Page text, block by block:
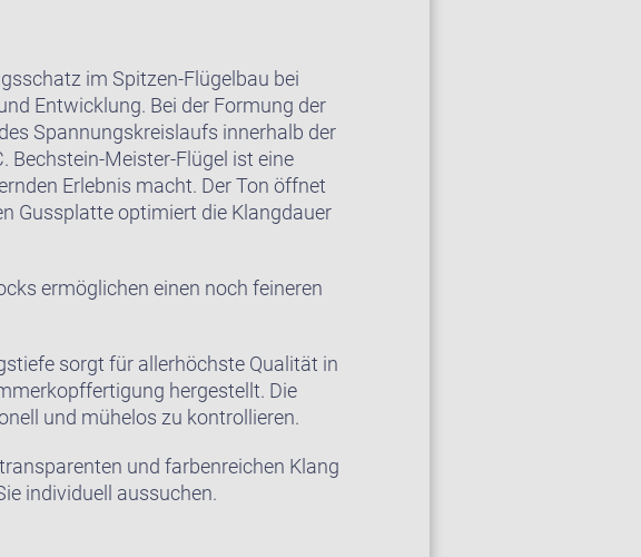
im Spitzen-Flügelbau bei
Entwicklung. Bei der Formung der
Spannungskreislaufs innerhalb der
Bechstein-Meister-Flügel ist eine
Erlebnis macht. Der Ton öffnet
Gussplatte optimiert die Klangdauer
ermöglichen einen noch feineren
sorgt für allerhöchste Qualität in
hergestellt. Die
und mühelos zu kontrollieren.
und farbenreichen Klang
individuell aussuchen.